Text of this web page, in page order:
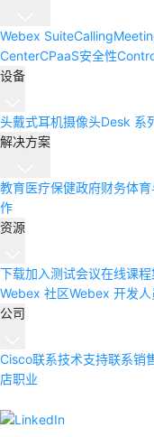
Webex SuiteCalling
CenterCPaaS安全性
设备
头戴式耳机摄像头Desk 系
解决方案
教育医疗保健政府财务体育
作
资源
下载加入测试会议在线课程
Webex 社区Webex 开发人
公司
Cisco联系技术支持联系销
店职业